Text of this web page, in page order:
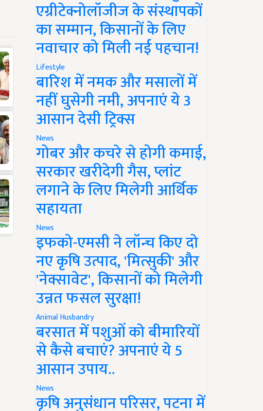
एग्रीटेक्नोलॉजीज के संस्थापकों
का सम्मान, किसानों के लिए
नवाचार को मिली नई पहचान!
Lifestyle
बारिश में नमक और मसालों में
नहीं घुसेगी नमी, अपनाएं ये 3
आसान देसी ट्रिक्स
News
गोबर और कचरे से होगी कमाई,
सरकार खरीदेगी गैस, प्लांट
लगाने के लिए मिलेगी आर्थिक
सहायता
News
इफको-एमसी ने लॉन्च किए दो
नए कृषि उत्पाद, 'मित्सुकी' और
'नेक्सावेट', किसानों को मिलेगी
उन्नत फसल सुरक्षा!
Animal Husbandry
बरसात में पशुओं को बीमारियों
से कैसे बचाएं? अपनाएं ये 5
आसान उपाय..
News
कृषि अनुसंधान परिसर, पटना में